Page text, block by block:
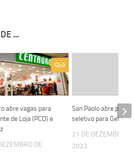
...
0
abre vagas para
de Loja (PCD) e
DE
San Paolo abre
seletivo para
21 DE DEZEMBRO
2023